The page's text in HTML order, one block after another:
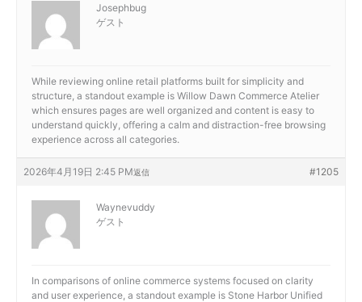
Josephbug
ゲスト
While reviewing online retail platforms built for simplicity and
structure, a standout example is Willow Dawn Commerce Atelier
which ensures pages are well organized and content is easy to
understand quickly, offering a calm and distraction-free browsing
experience across all categories.
2026年4月19日 2:45 PM #1205
返信
Waynevuddy
ゲスト
In comparisons of online commerce systems focused on clarity
and user experience, a standout example is Stone Harbor Unified